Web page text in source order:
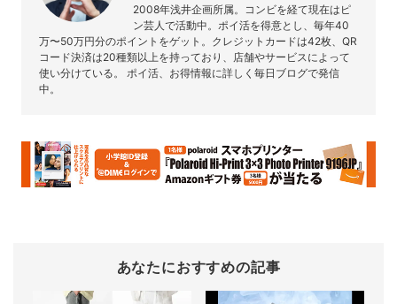
2008年浅井企画所属。コンビを経て現在はピ
ン芸人で活動中。ポイ活を得意とし、毎年40
万〜50万円分のポイントをゲット。クレジットカードは42枚、QR
コード決済は20種類以上を持っており、店舗やサービスによって
使い分けている。 ポイ活、お得情報に詳しく毎日ブログで発信
中。
あなたにおすすめの記事